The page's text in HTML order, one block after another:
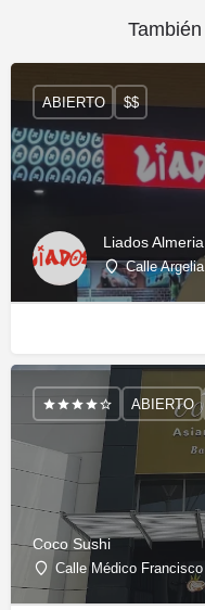
Liados Almeria
Calle Argelia
ABIERTO $$
Coco Sushi
Calle Médico
ABIERTO